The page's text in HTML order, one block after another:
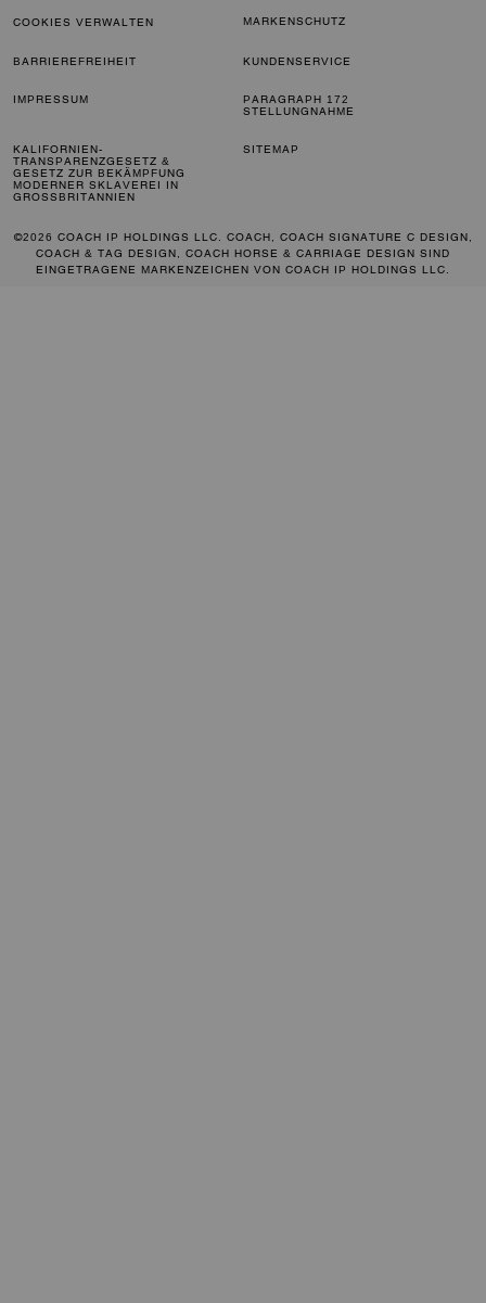
COOKIES VERWALTEN MARKENSCHUTZ
BARRIEREFREIHEIT KUNDENSERVICE
IMPRESSUM
PARAGRAPH 172
STELLUNGNAHME
KALIFORNIEN-
TRANSPARENZGESETZ &
GESETZ ZUR BEKÄMPFUNG
MODERNER SKLAVEREI IN
GROSSBRITANNIEN
SITEMAP
©2026 COACH IP HOLDINGS LLC. COACH, COACH SIGNATURE C DESIGN,
COACH & TAG DESIGN, COACH HORSE & CARRIAGE DESIGN SIND
EINGETRAGENE MARKENZEICHEN VON COACH IP HOLDINGS LLC.